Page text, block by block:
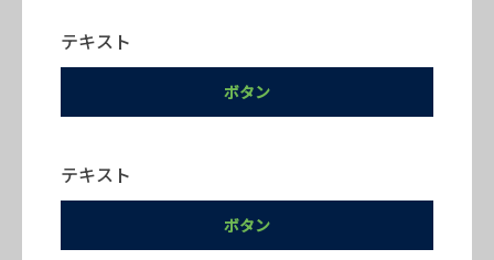
テキスト
ボタン
テキスト
ボタン